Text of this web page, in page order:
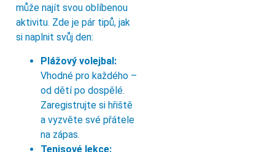
může najít svou oblíbenou
aktivitu. Zde je pár tipů, jak
si naplnit svůj den:
Plážový volejbal:
Vhodné pro každého –
od dětí po dospělé.
Zaregistrujte si hřiště
a vyzvěte své přátele
na zápas.
Tenisové lekce: